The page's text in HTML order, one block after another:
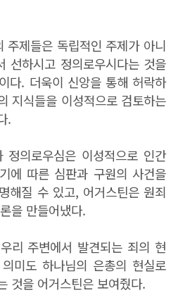
제들은 독립적인 주제가 아니
선하시고 정의로우시다는 것을
다. 더욱이 신앙을 통해 허락하
지식들을 이성적으로 검토하는
.
정의로우심은 이성적으로 인간
에 따른 심판과 구원의 사건을
해질 수 있고, 어거스틴은 원죄
을 만들어냈다.
리 주변에서 발견되는 죄의 현
미도 하나님의 은총의 현실로
것을 어거스틴은 보여줬다.